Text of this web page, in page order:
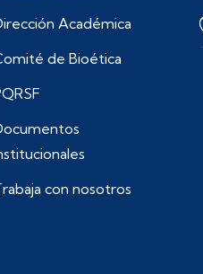
Académica
de Bioética
con nosotros